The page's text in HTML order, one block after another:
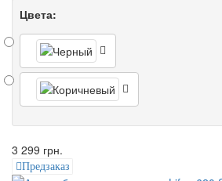
Цвета:
3 299 грн.
Предзаказ